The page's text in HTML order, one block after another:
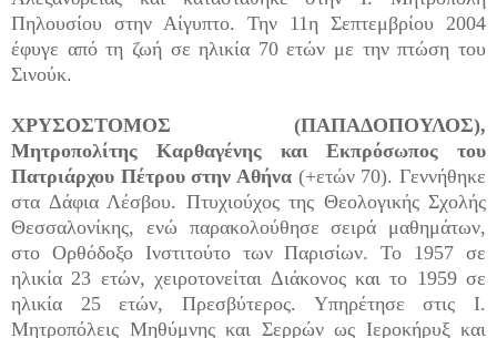
Πηλουσίου στην Αίγυπτο. Την 11η Σεπτεμβρίου 2004
έφυγε από τη ζωή σε ηλικία 70 ετών με την πτώση του
Σινούκ.
ΧΡΥΣΟΣΤΟΜΟΣ (ΠΑΠΑΔΟΠΟΥΛΟΣ),
Μητροπολίτης Καρθαγένης και Εκπρόσωπος του
Πατριάρχου Πέτρου στην Αθήνα (+ετών 70). Γεννήθηκε
στα Δάφια Λέσβου. Πτυχιούχος της Θεολογικής Σχολής
Θεσσαλονίκης, ενώ παρακολούθησε σειρά μαθημάτων,
στο Ορθόδοξο Ινστιτούτο των Παρισίων. Το 1957 σε
ηλικία 23 ετών, χειροτονείται Διάκονος και το 1959 σε
ηλικία 25 ετών, Πρεσβύτερος. Υπηρέτησε στις Ι.
Μητροπόλεις Μηθύμνης και Σερρών ως Ιεροκήρυξ και